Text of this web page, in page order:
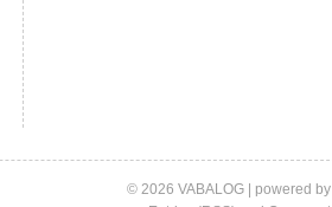
© 2026 VABALOG | powered by